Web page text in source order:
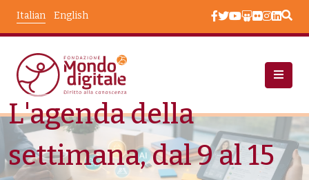
English
Italian
Notizie
L'agenda Della Settimana, Dal 9 Al 15 Febbraio
L'agenda della
settimana, dal 9 al 15